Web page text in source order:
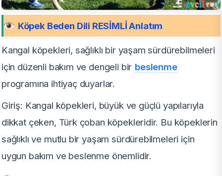
Köpek Beden Dili RESİMLİ Anlatım
Kangal köpekleri, sağlıklı bir yaşam sürdürebilmeleri
için düzenli bakım ve dengeli bir beslenme
programına ihtiyaç duyarlar.
Giriş: Kangal köpekleri, büyük ve güçlü yapılarıyla
dikkat çeken, Türk çoban köpekleridir. Bu köpeklerin
sağlıklı ve mutlu bir yaşam sürdürebilmeleri için
uygun bakım ve beslenme önemlidir.